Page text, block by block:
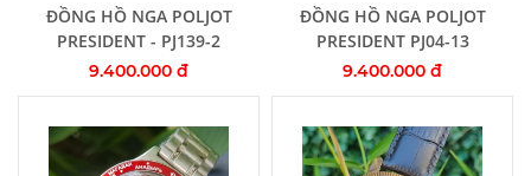
Thêm vào giỏ hàng
ĐỒNG HỒ NGA POLJOT
PRESIDENT - PJ139-2
9.400.000 đ
Thêm vào giỏ hàng
ĐỒNG HỒ NGA POLJOT
PRESIDENT PJ04-13
9.400.000 đ